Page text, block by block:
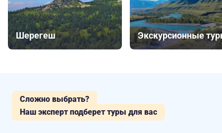
Шерегеш Экскурсионные
Сложно выбрать?
Наш эксперт подберет туры для вас